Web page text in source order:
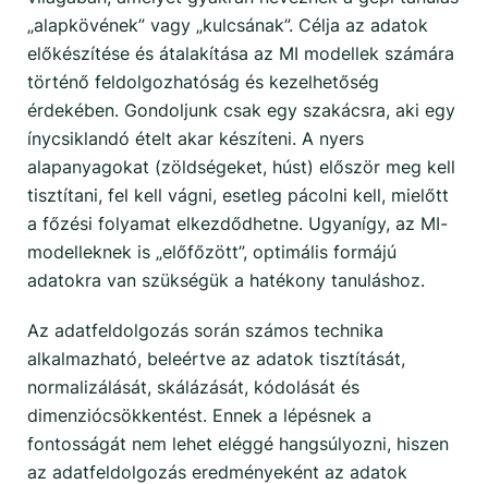
„alapkövének” vagy „kulcsának”. Célja az adatok
előkészítése és átalakítása az MI modellek számára
történő feldolgozhatóság és kezelhetőség
érdekében. Gondoljunk csak egy szakácsra, aki egy
ínycsiklandó ételt akar készíteni. A nyers
alapanyagokat (zöldségeket, húst) először meg kell
tisztítani, fel kell vágni, esetleg pácolni kell, mielőtt
a főzési folyamat elkezdődhetne. Ugyanígy, az MI-
modelleknek is „előfőzött”, optimális formájú
adatokra van szükségük a hatékony tanuláshoz.
Az adatfeldolgozás során számos technika
alkalmazható, beleértve az adatok tisztítását,
normalizálását, skálázását, kódolását és
dimenziócsökkentést. Ennek a lépésnek a
fontosságát nem lehet eléggé hangsúlyozni, hiszen
az adatfeldolgozás eredményeként az adatok